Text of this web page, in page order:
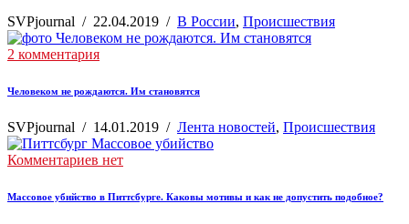
SVPjournal / 22.04.2019 / В России, Происшествия
2 комментария
Человеком не рождаются. Им становятся
SVPjournal / 14.01.2019 / Лента новостей, Происшествия
Комментариев нет
Массовое убийство в Питтсбурге. Каковы мотивы и как не допустить подобное?